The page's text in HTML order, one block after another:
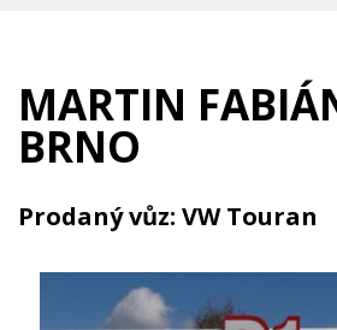
MARTIN
BRNO
Prodaný vůz: VW Touran